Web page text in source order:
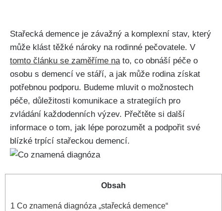
Stařecká demence je závažný a komplexní stav, který
může klást těžké nároky na rodinné pečovatele. V
tomto článku se zaměříme na to, co obnáší péče o
osobu s demencí ve stáří, a jak může rodina získat
potřebnou podporu. Budeme mluvit o možnostech
péče, důležitosti komunikace a strategiích pro
zvládání každodenních výzev. Přečtěte si další
informace o tom, jak lépe porozumět a podpořit své
blízké trpící stařeckou demencí.
Obsah
1 Co znamená diagnóza „stařecká demence“